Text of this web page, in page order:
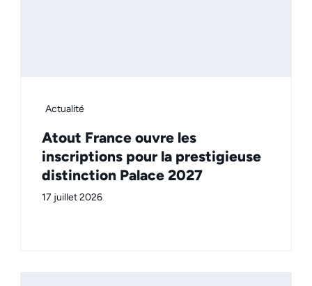
Actualité
Atout France ouvre les
inscriptions pour la prestigieuse
distinction Palace 2027
17 juillet 2026